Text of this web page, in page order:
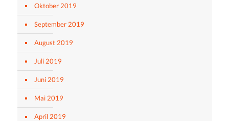
Oktober 2019
September 2019
August 2019
Juli 2019
Juni 2019
Mai 2019
April 2019